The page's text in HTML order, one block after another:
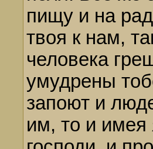
пищу и на
твоя к нам,
человека
умудрены
запоют и
им, то и имея